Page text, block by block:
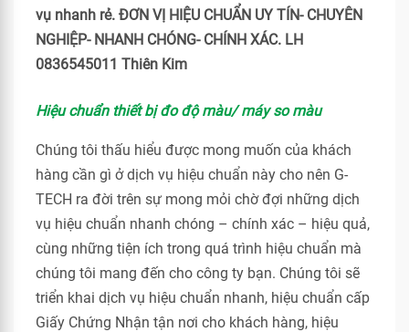
vụ nhanh rẻ. ĐƠN VỊ HIỆU CHUẨN UY TÍN- CHUYÊN
NGHIỆP- NHANH CHÓNG- CHÍNH XÁC. LH
0836545011 Thiên Kim
Hiệu chuẩn thiết bị đo độ màu/ máy so màu
Chúng tôi thấu hiểu được mong muốn của khách
hàng cần gì ở dịch vụ hiệu chuẩn này cho nên G-
TECH ra đời trên sự mong mỏi chờ đợi những dịch
vụ hiệu chuẩn nhanh chóng – chính xác – hiệu quả,
cùng những tiện ích trong quá trình hiệu chuẩn mà
chúng tôi mang đến cho công ty bạn. Chúng tôi sẽ
triển khai dịch vụ hiệu chuẩn nhanh, hiệu chuẩn cấp
Giấy Chứng Nhận tận nơi cho khách hàng, hiệu